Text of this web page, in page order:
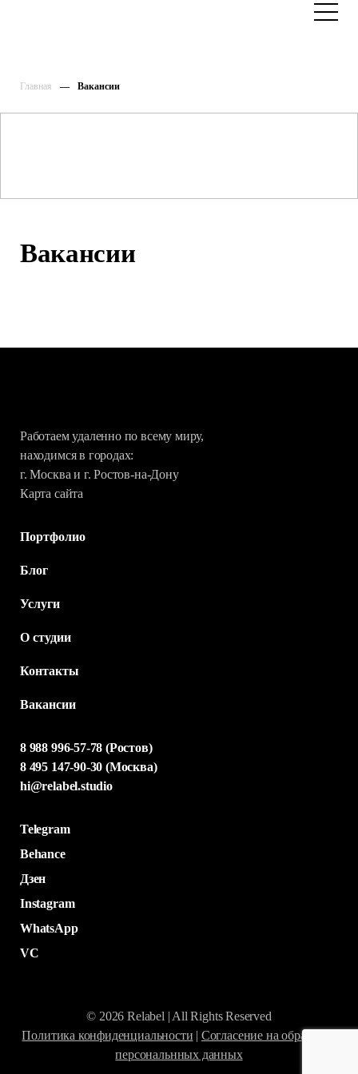
Главная Вакансии
Вакансии
Работаем удаленно по всему миру,
находимся в городах:
г. Москва и г. Ростов-на-Дону
Карта сайта
Портфолио
Блог
Услуги
О студии
Контакты
Вакансии
8 988 996-57-78 (Ростов)
8 495 147-90-30 (Москва)
hi@relabel.studio
VC
WhatsApp
Instagram
Дзен
Behance
Telegram
© 2026 Relabel | All Rights Reserved
Политика конфиденциальности | Согласение на обработку
персональнных данных